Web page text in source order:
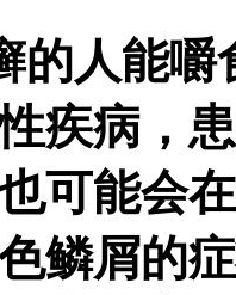
的人能嚼
疾病，
可能会
鳞屑的